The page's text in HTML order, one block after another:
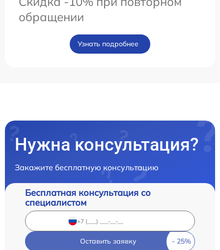
обращении
Узнать подробнее
Нужна консультация?
Закажите бесплатную консультацию
Бесплатная консультация со
специалистом
Оставить заявку